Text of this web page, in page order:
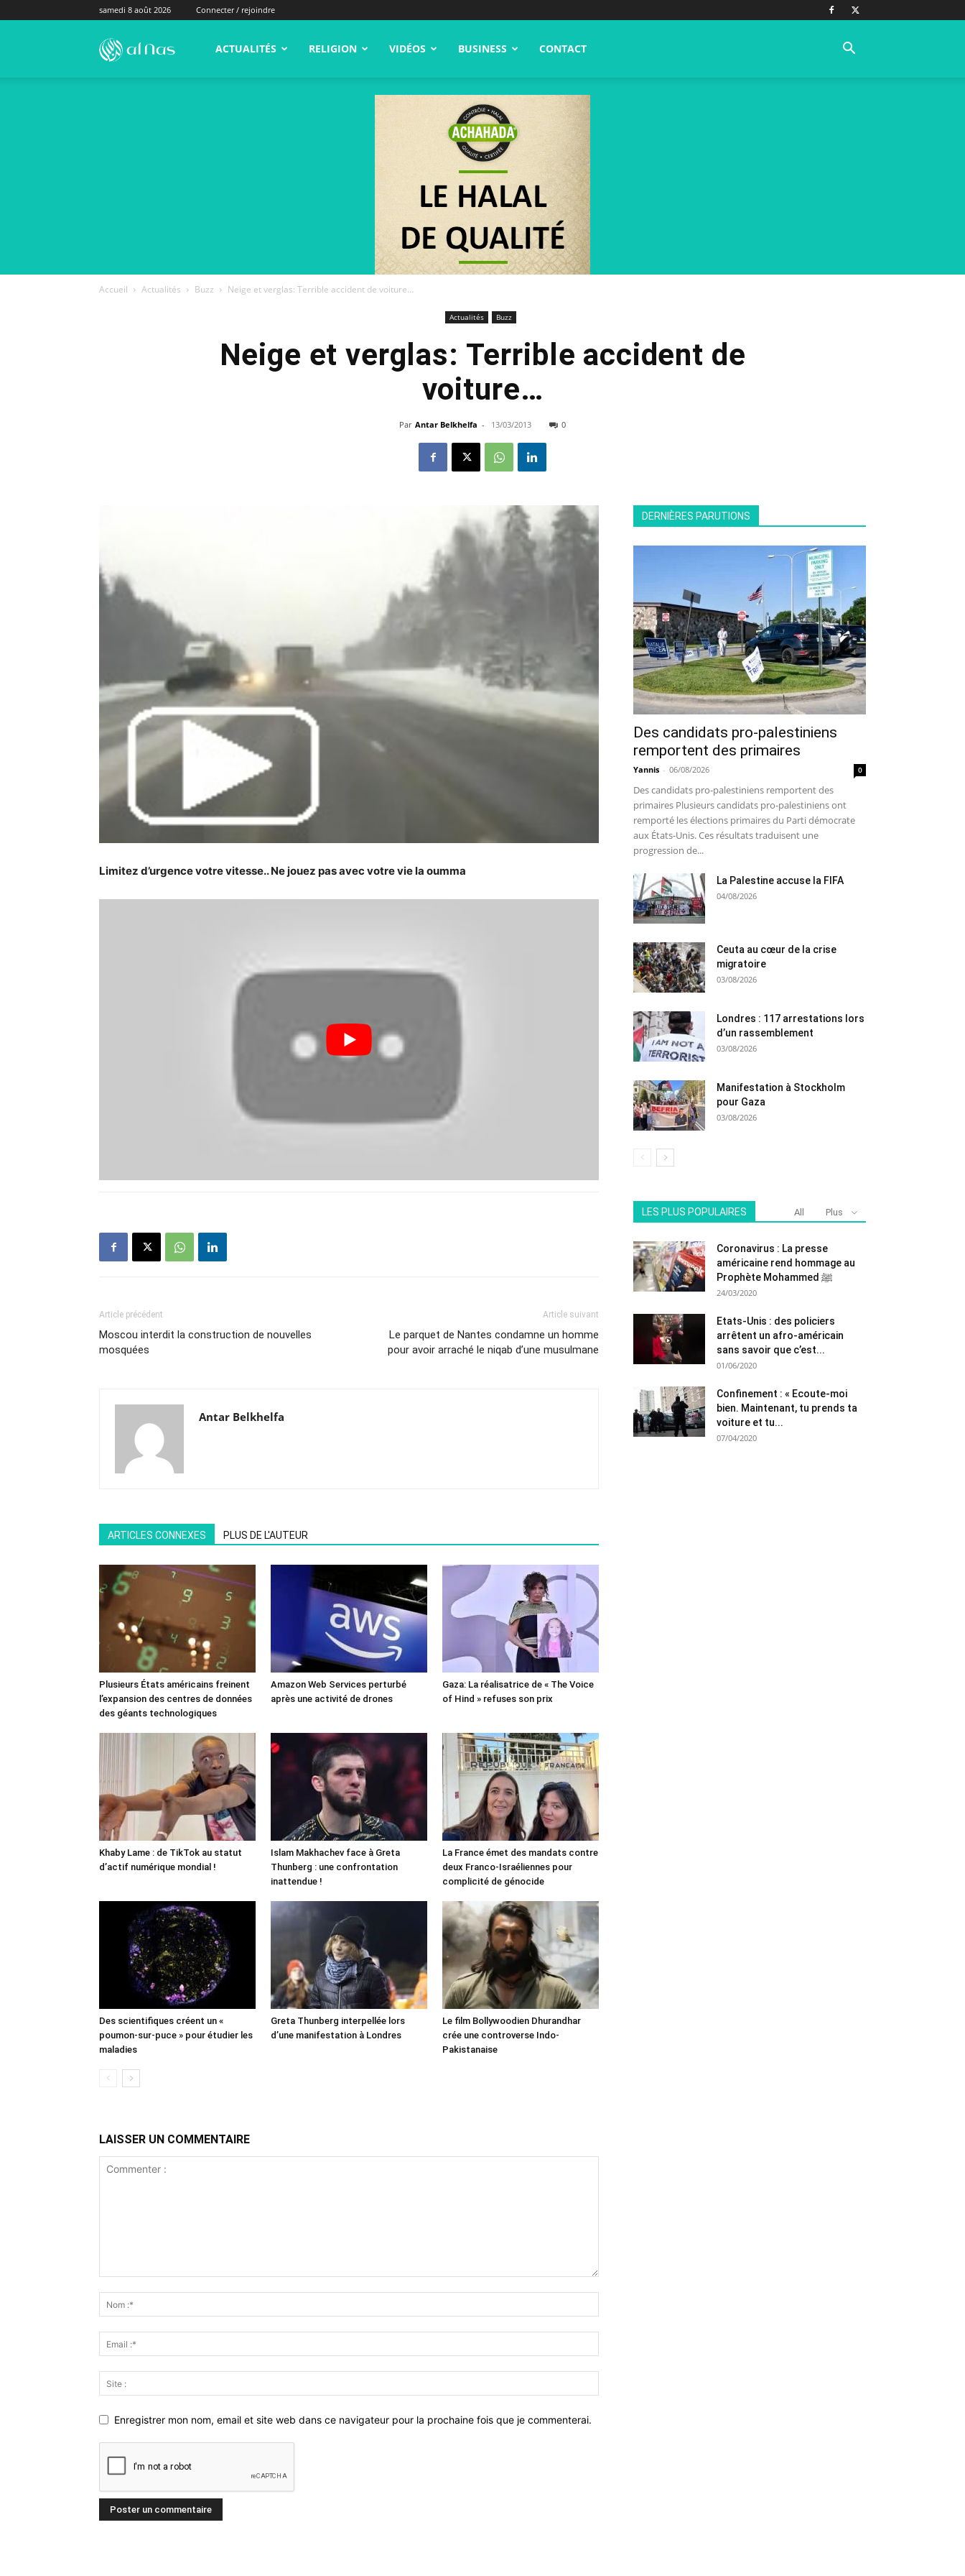
samedi 8 août 2026 Connecter / rejoindre
alNas.fr ACTUALITÉS RELIGION VIDÉOS BUSINESS CONTACT
Accueil Actualités Buzz Neige et verglas: Terrible accident de voiture…
Actualités Buzz
Neige et verglas: Terrible accident de
voiture…
Par Antar Belkhelfa - 13/03/2013 0
Limitez d’urgence votre vitesse.. Ne jouez pas avec votre vie la oumma
Article précédent
Moscou interdit la construction de nouvelles
mosquées
Article suivant
Le parquet de Nantes condamne un homme
pour avoir arraché le niqab d’une musulmane
Antar Belkhelfa
ARTICLES CONNEXES PLUS DE L'AUTEUR
Plusieurs États américains freinent
l’expansion des centres de données
des géants technologiques
Amazon Web Services perturbé
après une activité de drones
Gaza: La réalisatrice de « The Voice
of Hind » refuses son prix
Khaby Lame : de TikTok au statut
d’actif numérique mondial !
Islam Makhachev face à Greta
Thunberg : une confrontation
inattendue !
La France émet des mandats contre
deux Franco-Israéliennes pour
complicité de génocide
Des scientifiques créent un «
poumon-sur-puce » pour étudier les
maladies
Greta Thunberg interpellée lors
d’une manifestation à Londres
Le film Bollywoodien Dhurandhar
crée une controverse Indo-
Pakistanaise
LAISSER UN COMMENTAIRE
Enregistrer mon nom, email et site web dans ce navigateur pour la prochaine fois que je commenterai.
DERNIÈRES PARUTIONS
Des candidats pro-palestiniens
remportent des primaires
Yannis - 06/08/2026 0
Des candidats pro-palestiniens remportent des
primaires Plusieurs candidats pro-palestiniens ont
remporté les élections primaires du Parti démocrate
aux États-Unis. Ces résultats traduisent une
progression de...
La Palestine accuse la FIFA
04/08/2026
Ceuta au cœur de la crise
migratoire
03/08/2026
Londres : 117 arrestations lors
d’un rassemblement
03/08/2026
Manifestation à Stockholm
pour Gaza
03/08/2026
LES PLUS POPULAIRES All Plus
Coronavirus : La presse
américaine rend hommage au
Prophète Mohammed ﷺ
24/03/2020
Etats-Unis : des policiers
arrêtent un afro-américain
sans savoir que c’est...
01/06/2020
Confinement : « Ecoute-moi
bien. Maintenant, tu prends ta
voiture et tu...
07/04/2020